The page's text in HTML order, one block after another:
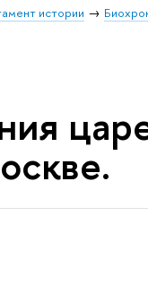
истории